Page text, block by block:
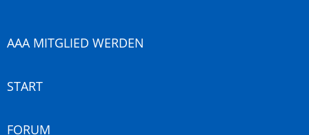
AAA MITGLIED WERDEN
START
FORUM